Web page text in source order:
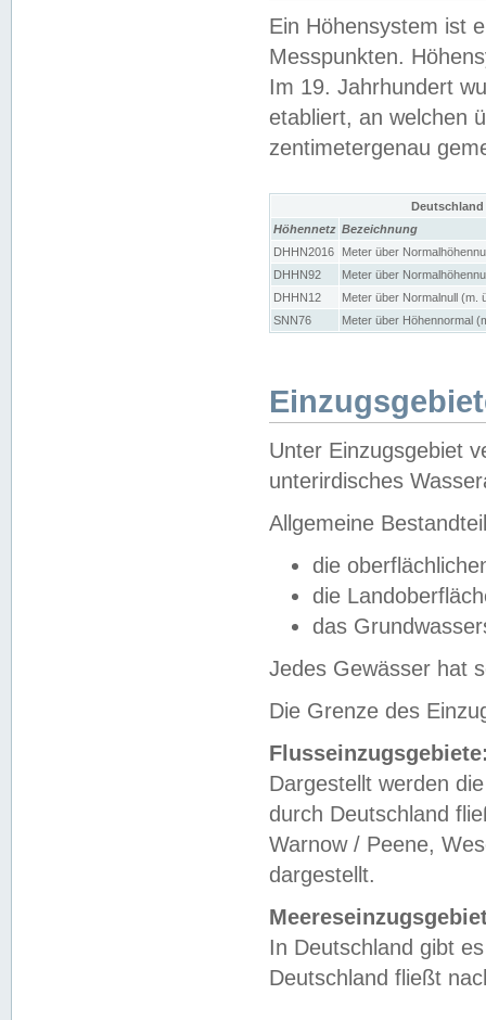
Ein Höhensystem ist
Messpunkten.
Im 19. Jahrhundert
etabliert, an welchen
zentimetergenau
Höhennetz Bezeichnung
DHHN2016
Meter über
DHHN92
Meter über
DHHN12
Meter über Normalnull (m.
SNN76
Meter über Höhennormal
Unter Einzugsgebiet
unterirdisches
Allgemeine
die
die
das
Jedes Gewässer hat
Die Grenze des
Dargestellt werden
durch Deutschland
Warnow / Peene,
dargestellt.
In Deutschland gibt
Deutschland fließt